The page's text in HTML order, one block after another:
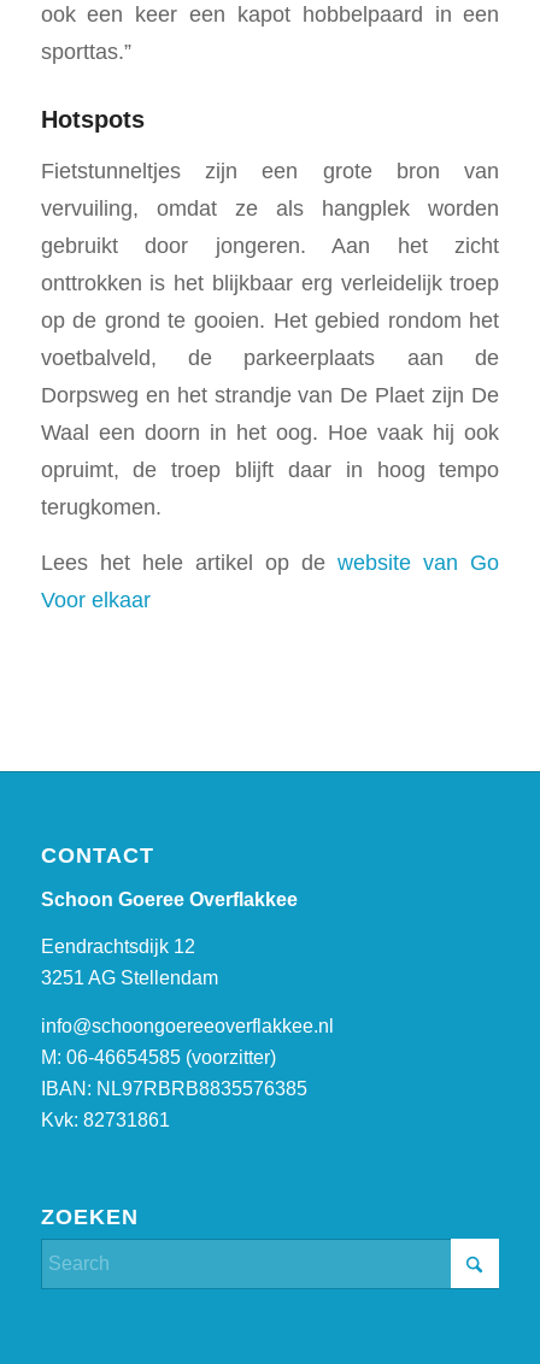
ook een keer een kapot hobbelpaard in een
sporttas.”
Hotspots
Fietstunneltjes zijn een grote bron van
vervuiling, omdat ze als hangplek worden
gebruikt door jongeren. Aan het zicht
onttrokken is het blijkbaar erg verleidelijk troep
op de grond te gooien. Het gebied rondom het
voetbalveld, de parkeerplaats aan de
Dorpsweg en het strandje van De Plaet zijn De
Waal een doorn in het oog. Hoe vaak hij ook
opruimt, de troep blijft daar in hoog tempo
terugkomen.
Lees het hele artikel op dewebsite van Go
Voor elkaar
CONTACT
Schoon Goeree Overflakkee
Eendrachtsdijk 12
3251 AG Stellendam
info@schoongoereeoverflakkee.nl
M: 06-46654585 (voorzitter)
IBAN: NL97RBRB8835576385
Kvk: 82731861
ZOEKEN